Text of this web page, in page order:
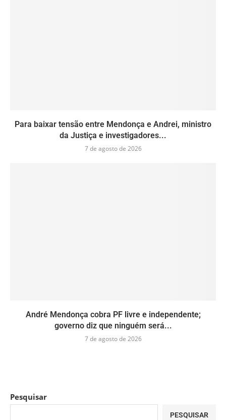
Para baixar tensão entre Mendonça e Andrei, ministro
da Justiça e investigadores...
7 de agosto de 2026
André Mendonça cobra PF livre e independente;
governo diz que ninguém será...
7 de agosto de 2026
Pesquisar
PESQUISAR